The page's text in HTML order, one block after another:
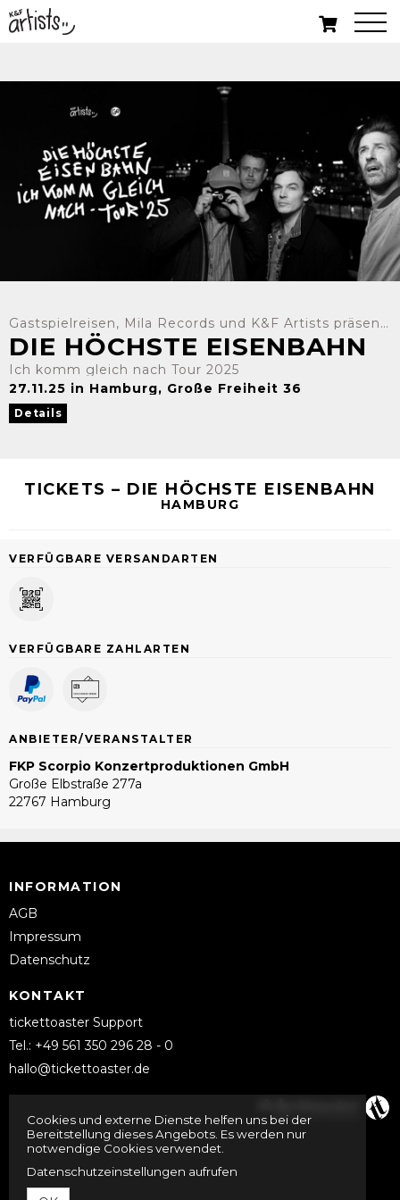
Gastspielreisen, Mila Records und K&F Artists präsentieren:
DIE HÖCHSTE EISENBAHN
Ich komm gleich nach Tour 2025
27.11.25 in Hamburg, Große Freiheit 36
Details
TICKETS – DIE HÖCHSTE EISENBAHN
HAMBURG
VERFÜGBARE VERSANDARTEN
VERFÜGBARE ZAHLARTEN
ANBIETER/VERANSTALTER
FKP Scorpio Konzertproduktionen GmbH
Große Elbstraße 277a
22767 Hamburg
INFORMATION
AGB
Impressum
Datenschutz
KONTAKT
tickettoaster Support
Tel.: +49 561 350 296 28 - 0
hallo@tickettoaster.de
Cookies und externe Dienste helfen uns bei der
Bereitstellung dieses Angebots. Es werden nur
notwendige Cookies verwendet.
Datenschutzeinstellungen aufrufen